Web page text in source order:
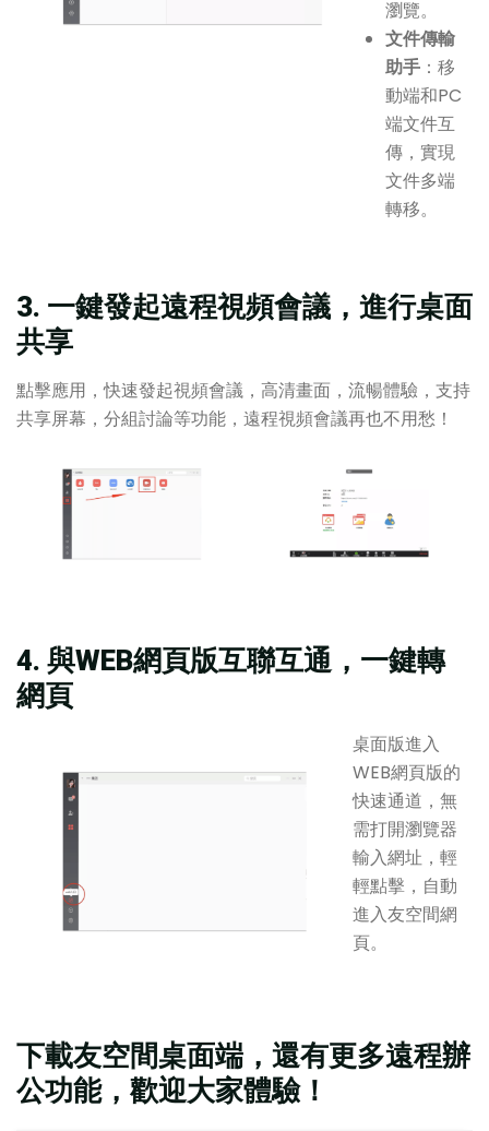
瀏覽。
文件傳輸
助手 ：移
動端和PC
端文件互
傳，實現
文件多端
轉移。
3. 一鍵發起遠程視頻會議，進行桌面
共享
點擊應用，快速發起視頻會議，高清畫面，流暢體驗，支持
共享屏幕，分組討論等功能，遠程視頻會議再也不用愁！
4. 與WEB網頁版互聯互通，一鍵轉
網頁
桌面版進入
WEB網頁版的
快速通道，無
需打開瀏覽器
輸入網址，輕
輕點擊，自動
進入友空間網
頁。
下載友空間桌面端，還有更多遠程辦
公功能，歡迎大家體驗！